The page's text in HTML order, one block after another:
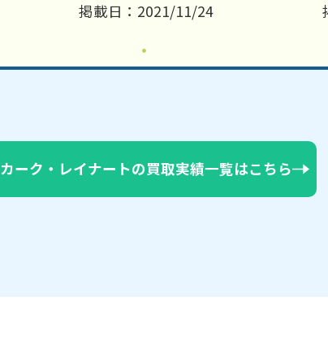
掲載日：2021/11/24
カーク・レイナートの買取実績一覧はこちら